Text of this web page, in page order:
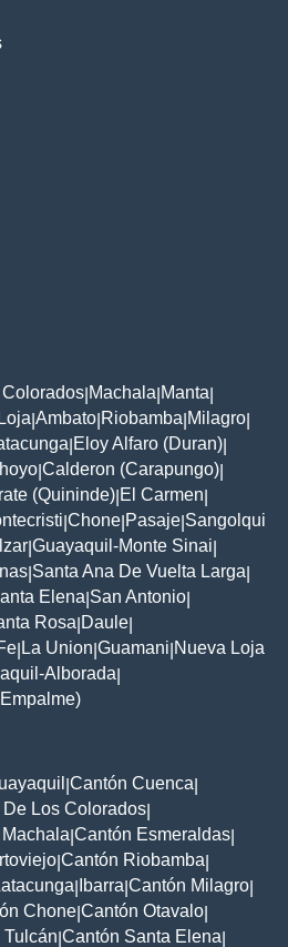
Machala Manta
Loja Ambato Riobamba Milagro
Eloy Alfaro (Duran)
Calderon (Carapungo)
(Quininde) El Carmen
Chone Pasaje Sangolqui
Guayaquil-Monte Sinai
Santa Ana De Vuelta Larga
Elena San Antonio
Rosa Daule
La Union Guamani Nueva Loja
Alborada
Cantón Cuenca
Los Colorados
Cantón Esmeraldas
Cantón Riobamba
Ibarra Cantón Milagro
Chone Cantón Otavalo
Cantón Santa Elena